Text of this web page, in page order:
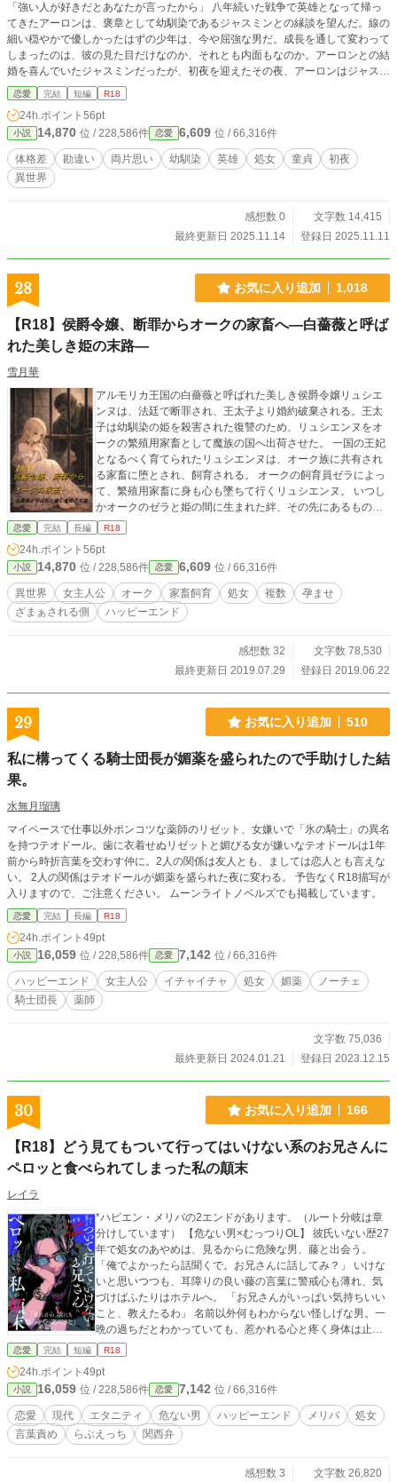
「強い人が好きだとあなたが言ったから」 八年続いた戦争で英雄となって帰っ
てきたアーロンは、褒章として幼馴染であるジャスミンとの縁談を望んだ。線の
細い穏やかで優しかったはずの少年は、今や屈強な男だ。成長を通して変わって
しまったのは、彼の見た目だけなのか、それとも内面もなのか。アーロンとの結
婚を喜んでいたジャスミンだったが、初夜を迎えたその夜、アーロンはジャスミ
ンを荒々しく抱いて……。 コンプレックスと初恋を拗らせた男×儚げな見た目と
言葉足らずなせいで誤解を生みまくる女の、嫉妬から始まる初夜えっちのお話で
す。 この小説は他のサイト（ムーンライトノベルズ）にも掲載しています。
恋愛 完結 短編 R18
24h.ポイント 56pt
小説 14,870 位 / 228,586件 恋愛 6,609 位 / 66,316件
体格差 勘違い 両片思い 幼馴染 英雄 処女 童貞
初夜
異世界
感想数 0
文字数 14,415
最終更新日 2025.11.14
登録日 2025.11.11
28 お気に入り追加 1,018
【R18】侯爵令嬢、断罪からオークの家畜へ―白薔薇と呼ば
れた美しき姫の末路―
雪月華
アルモリカ王国の白薔薇と呼ばれた美しき侯爵令嬢リュシエ
ンヌは、法廷で断罪され、王太子より婚約破棄される。王太
子は幼馴染の姫を殺害された復讐のため、リュシエンヌをオ
ークの繁殖用家畜として魔族の国へ出荷させた。 一国の王妃
となるべく育てられたリュシエンヌは、オーク族に共有され
る家畜に堕とされ、飼育される。 オークの飼育員ゼラによっ
て、繁殖用家畜に身も心も墜ちて行くリュシエンヌ。 いつし
かオークのゼラと姫の間に生まれた絆、その先にあるもの
は。 ……悪役令嬢ものってバッドエンド回避がほとんどで、
い、そういう物語を読んでみたくなって自分で書き始めまし
た。 2019.7.6.完結済 番外編「復讐を遂げた王太子のその
後」「俺の嫁はすごく可愛い(sideゼラ)」「竜神伝説」掲載 R
18表現はサブタイトルに※ ノクターンノベルズでも掲載 タグ
注意
恋愛 完結 長編 R18
24h.ポイント 56pt
小説 14,870 位 / 228,586件 恋愛 6,609 位 / 66,316件
異世界 女主人公 オーク 家畜飼育 処女 複数
孕ませ
ざまぁされる側
ハッピーエンド
感想数 32
文字数 78,530
最終更新日 2019.07.29
登録日 2019.06.22
29 お気に入り追加 510
私に構ってくる騎士団長が媚薬を盛られたので手助けした結
果。
水無月瑠璃
マイペースで仕事以外ポンコツな薬師のリゼット、女嫌いで「氷の騎士」の異名
を持つテオドール。歯に衣着せぬリゼットと媚びる女が嫌いなテオドールは1年
前から時折言葉を交わす仲に。2人の関係は友人とも、ましては恋人とも言えな
い。 2人の関係はテオドールが媚薬を盛られた夜に変わる。 予告なくR18描写が
入りますので、ご注意ください。 ムーンライトノベルズでも掲載しています。
恋愛 完結 長編 R18
24h.ポイント 49pt
小説 16,059 位 / 228,586件 恋愛 7,142 位 / 66,316件
ハッピーエンド 女主人公 イチャイチャ 処女 媚薬
ノーチェ
騎士団長
薬師
文字数 75,036
最終更新日 2024.01.21
登録日 2023.12.15
30 お気に入り追加 166
【R18】どう見てもついて行ってはいけない系のお兄さんに
ペロッと食べられてしまった私の顛末
レイラ
*ハピエン・メリバの2エンドがあります。（ルート分岐は章
分けしています） 【危ない男×むっつりOL】 彼氏いない歴27
年で処女のあやめは、見るからに危険な男、藤と出会う。
「俺でよかったら話聞くで。お兄さんに話してみ？」 いけな
いと思いつつも、耳障りの良い藤の言葉に警戒心も薄れ、気
づけばふたりはホテルへ。 「お兄さんがいっぱい気持ちいい
こと、教えたるわ」 名前以外何もわからない怪しげな男。一
晩の過ちだとわかっていても、惹かれる心と疼く身体は止め
恋愛 完結 短編 R18
24h.ポイント 49pt
小説 16,059 位 / 228,586件 恋愛 7,142 位 / 66,316件
恋愛 現代 エタニティ 危ない男 ハッピーエンド メリバ
処女
言葉責め
らぶえっち 関西弁
感想数 3 文字数 26,820